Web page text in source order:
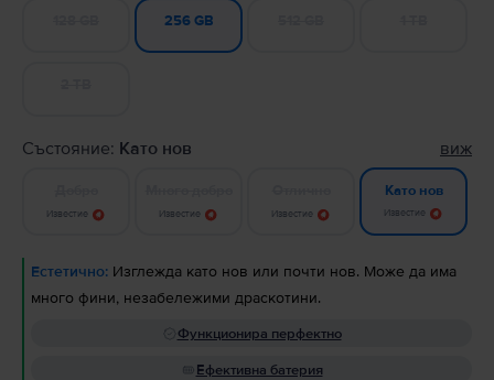
256 GB
Състояние: Като нов виж
Известие Известие Известие
Като нов
Известие
Естетично: Изглежда като нов или почти нов. Може да има
много фини, незабележими драскотини.
Функционира перфектно
Ефективна батерия